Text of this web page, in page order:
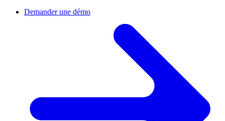
Demander une démo